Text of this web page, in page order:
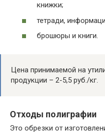
книжки;
тетради,
брошюры и книги.
Цена принимаемой на
продукции – 2-5,5 руб./кг.
Отходы полиграфии
Это обрезки от